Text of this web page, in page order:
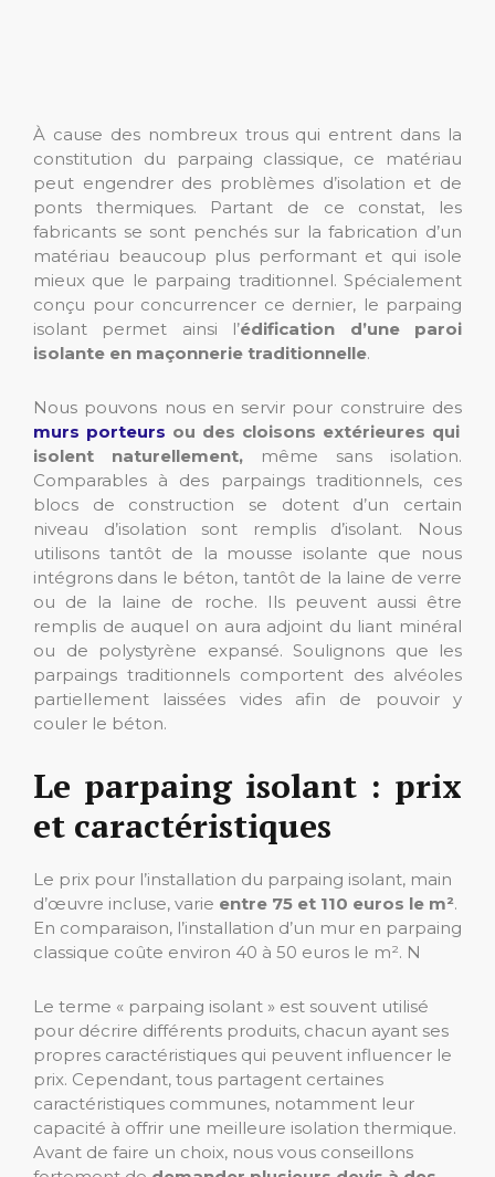
À cause des nombreux trous qui entrent dans la
constitution du parpaing classique, ce matériau
peut engendrer des problèmes d’isolation et de
ponts thermiques. Partant de ce constat, les
fabricants se sont penchés sur la fabrication d’un
matériau beaucoup plus performant et qui isole
mieux que le parpaing traditionnel. Spécialement
conçu pour concurrencer ce dernier, le parpaing
isolant permet ainsi l’édification d’une paroi
isolante en maçonnerie traditionnelle.
Nous pouvons nous en servir pour construire des
murs porteurs ou des cloisons extérieures qui
isolent naturellement, même sans isolation.
Comparables à des parpaings traditionnels, ces
blocs de construction se dotent d’un certain
niveau d’isolation sont remplis d’isolant. Nous
utilisons tantôt de la mousse isolante que nous
intégrons dans le béton, tantôt de la laine de verre
ou de la laine de roche. Ils peuvent aussi être
remplis de auquel on aura adjoint du liant minéral
ou de polystyrène expansé. Soulignons que les
parpaings traditionnels comportent des alvéoles
partiellement laissées vides afin de pouvoir y
couler le béton.
Le parpaing isolant : prix
et caractéristiques
Le prix pour l’installation du parpaing isolant, main
d’œuvre incluse, varie entre 75 et 110 euros le m².
En comparaison, l’installation d’un mur en parpaing
classique coûte environ 40 à 50 euros le m². N
Le terme « parpaing isolant » est souvent utilisé
pour décrire différents produits, chacun ayant ses
propres caractéristiques qui peuvent influencer le
prix. Cependant, tous partagent certaines
caractéristiques communes, notamment leur
capacité à offrir une meilleure isolation thermique.
Avant de faire un choix, nous vous conseillons